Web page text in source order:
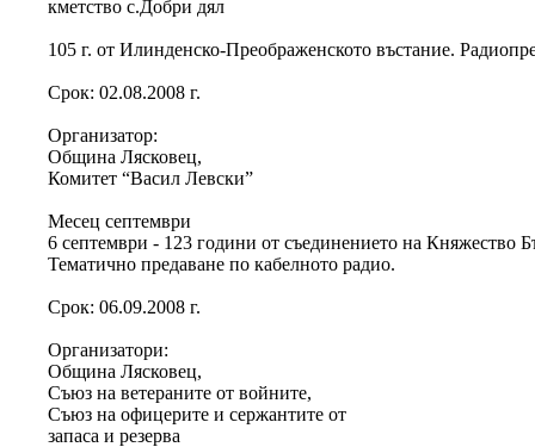
кметство с.Добри дял
105 г. от Илинденско-Преображенското въстание.
Срок: 02.08.2008 г.
Организатор:
Община Лясковец,
Комитет “Васил Левски”
Месец септември
6 септември - 123 години от съединението на Княжество
Тематично предаване по кабелното радио.
Срок: 06.09.2008 г.
Организатори:
Община Лясковец,
Съюз на ветераните от войните,
Съюз на офицерите и сержантите от
запаса и резерва